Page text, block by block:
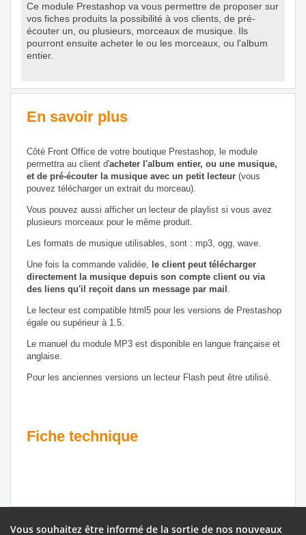
Ce module Prestashop va vous permettre de proposer sur
vos fiches produits la possibilité à vos clients, de pré-
écouter un, ou plusieurs, morceaux de musique. Ils
pourront ensuite acheter le ou les morceaux, ou l'album
entier.
En savoir plus
Côté Front Office de votre boutique Prestashop, le module
permettra au client d'acheter l'album entier, ou une musique,
et de pré-écouter la musique avec un petit lecteur (vous
pouvez télécharger un extrait du morceau).
Vous pouvez aussi afficher un lecteur de playlist si vous avez
plusieurs morceaux pour le même produit.
Les formats de musique utilisables, sont : mp3, ogg, wave.
Une fois la commande validée, le client peut télécharger
directement la musique depuis son compte client ou via
des liens qu'il reçoit dans un message par mail .
Le lecteur est compatible html5 pour les versions de Prestashop
égale ou supérieur à 1.5.
Le manuel du module MP3 est disponible en langue française et
anglaise.
Pour les anciennes versions un lecteur Flash peut être utilisé.
Fiche technique
Vous souhaitez être informé de la sortie de nos nouveaux